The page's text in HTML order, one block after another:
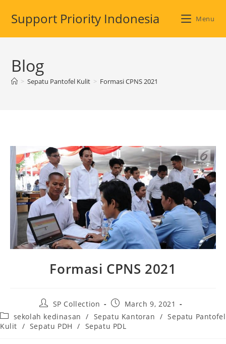
Support Priority Indonesia Menu
Blog
> Sepatu Pantofel Kulit > Formasi CPNS 2021
Formasi CPNS 2021
Post
author:
SP Collection
Post
published:
March 9, 2021
Post
category:
sekolah kedinasan / Sepatu Kantoran / Sepatu Pantofel
Kulit / Sepatu PDH / Sepatu PDL